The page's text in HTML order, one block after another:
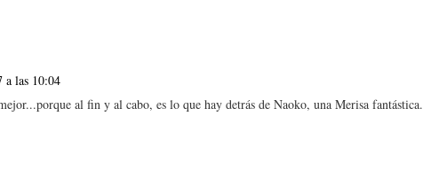
a las 10:04
al fin y al cabo, es lo que hay detrás de Naoko, una Merisa fantástica.